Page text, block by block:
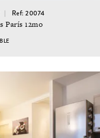
Ref: 20074
París 12mo